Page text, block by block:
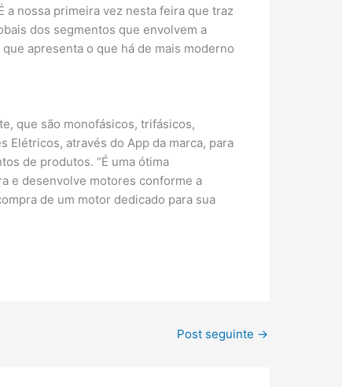
a nossa primeira vez nesta feira que traz
dos segmentos que envolvem a
apresenta o que há de mais moderno
que são monofásicos, trifásicos,
através do App da marca, para
de produtos. “É uma ótima
e desenvolve motores conforme a
de um motor dedicado para sua
Post seguinte →